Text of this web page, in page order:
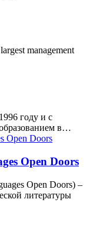
management
году и с
в…
Open Doors
Open Doors) –
литературы